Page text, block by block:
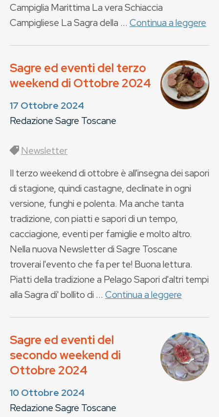
Campiglia Marittima La vera Schiaccia
Campigliese La Sagra della ... Continua a leggere
Sagre ed eventi del terzo
weekend di Ottobre 2024
17 Ottobre 2024
Redazione Sagre Toscane
Newsletter
Il terzo weekend di ottobre è all'insegna dei sapori
di stagione, quindi castagne, declinate in ogni
versione, funghi e polenta. Ma anche tanta
tradizione, con piatti e sapori di un tempo,
cacciagione, eventi per famiglie e molto altro.
Nella nuova Newsletter di Sagre Toscane
troverai l'evento che fa per te! Buona lettura.
Piatti della tradizione a Pelago Sapori d'altri tempi
alla Sagra di' bollito di ... Continua a leggere
Sagre ed eventi del
secondo weekend di
Ottobre 2024
10 Ottobre 2024
Redazione Sagre Toscane